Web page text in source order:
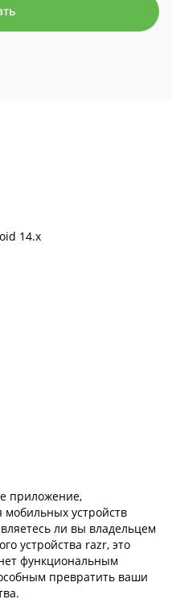
14.x
приложение,
мобильных устройств
ли вы владельцем
устройства razr, это
функциональным
превратить ваши